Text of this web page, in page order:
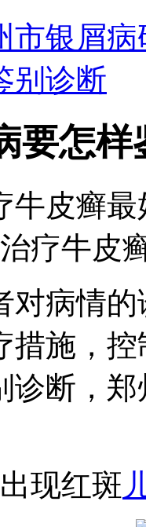
市银屑病
别诊断
要怎样
牛皮癣
疗牛皮
病情的
措施，
诊断，
现红斑